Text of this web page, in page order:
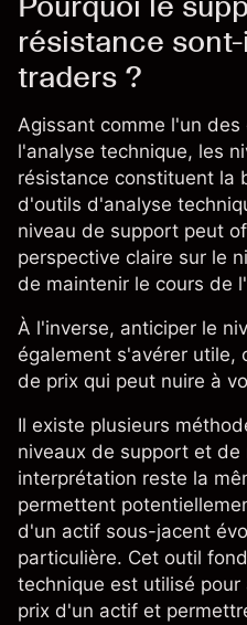
résistance
traders ?
Agissant comme l'un
l'analyse technique, les
résistance constituent la
d'outils d'analyse
niveau de support peut
perspective claire sur le
de maintenir le cours de
À l'inverse, anticiper le
également s'avérer utile,
de prix qui peut nuire à
Il existe plusieurs
niveaux de support et
interprétation reste la
permettent
d'un actif sous-jacent
particulière. Cet outil
technique est utilisé
prix d'un actif et